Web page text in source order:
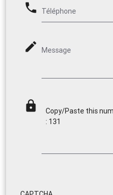
phone Téléphone
mode_edit Message
lock
Copy/Paste this
: 131